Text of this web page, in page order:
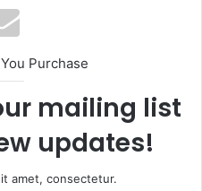
s
i
e
Purchase
mailing list
updates!
amet, consectetur.